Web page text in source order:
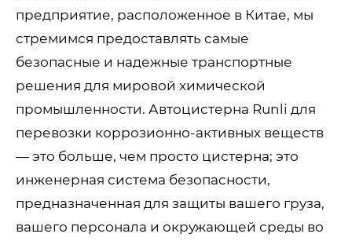
предприятие, расположенное в Китае, мы
стремимся предоставлять самые
безопасные и надежные транспортные
решения для мировой химической
промышленности. Автоцистерна Runli для
перевозки коррозионно-активных веществ
— это больше, чем просто цистерна; это
инженерная система безопасности,
предназначенная для защиты вашего груза,
вашего персонала и окружающей среды во